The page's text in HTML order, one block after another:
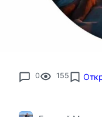
0 155